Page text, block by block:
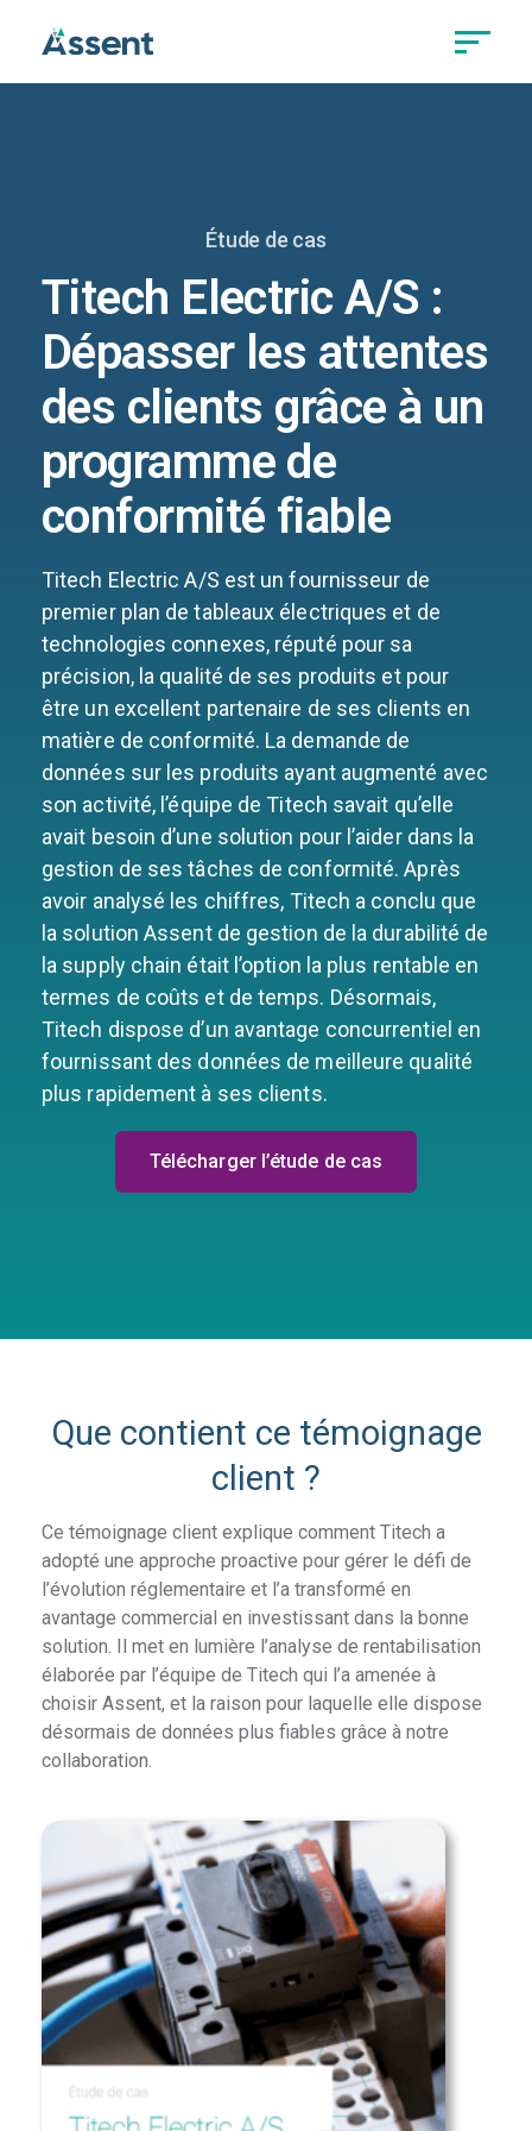
Étude de cas
Titech Electric A/S :
Dépasser les attentes
des clients grâce à un
programme de
conformité fiable
Titech Electric A/S est un fournisseur de
premier plan de tableaux électriques et de
technologies connexes, réputé pour sa
précision, la qualité de ses produits et pour
être un excellent partenaire de ses clients en
matière de conformité. La demande de
données sur les produits ayant augmenté avec
son activité, l’équipe de Titech savait qu’elle
avait besoin d’une solution pour l’aider dans la
gestion de ses tâches de conformité. Après
avoir analysé les chiffres, Titech a conclu que
la solution Assent de gestion de la durabilité de
la supply chain était l’option la plus rentable en
termes de coûts et de temps. Désormais,
Titech dispose d’un avantage concurrentiel en
fournissant des données de meilleure qualité
plus rapidement à ses clients.
Télécharger l’étude de cas
Que contient ce témoignage
client ?
Ce témoignage client explique comment Titech a
adopté une approche proactive pour gérer le défi de
l’évolution réglementaire et l’a transformé en
avantage commercial en investissant dans la bonne
solution. Il met en lumière l’analyse de rentabilisation
élaborée par l’équipe de Titech qui l’a amenée à
choisir Assent, et la raison pour laquelle elle dispose
désormais de données plus fiables grâce à notre
collaboration.